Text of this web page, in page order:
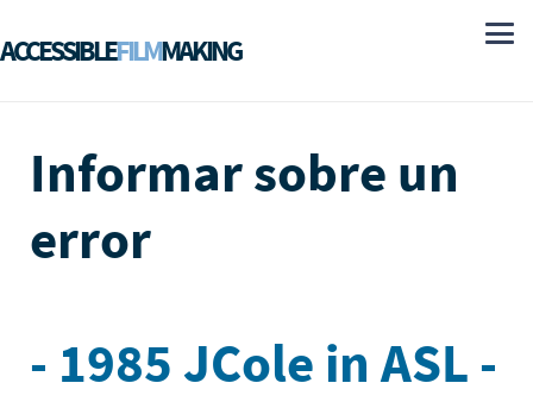
ACCESSIBLEFILMMAKING
Informar sobre un
error
- 1985 JCole in ASL -